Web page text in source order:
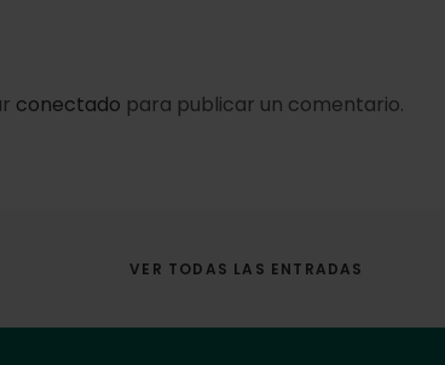
conectado para publicar un comentario.
VER TODAS LAS ENTRADAS